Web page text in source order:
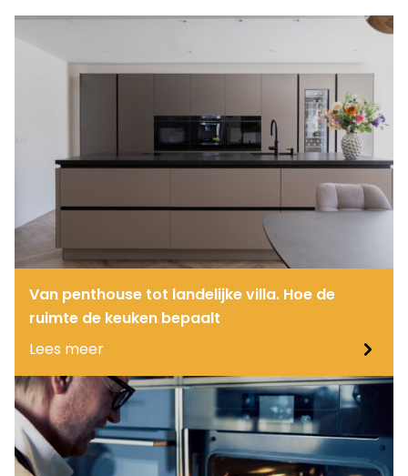
Van penthouse tot landelijke villa. Hoe de
ruimte de keuken bepaalt
Lees meer